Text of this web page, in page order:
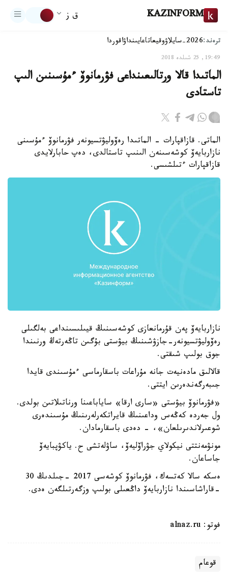
KAZINFORM ق ز
ترەند:2026-سايلاۋ وقيعاتاعايىنداۋاقوردا
19:49, 25 شىلدە 2018
الماتىدا قالا ورتالىعىنداعى فۋرمانوۆ ءمۇسىنىن الىپ
تاستادى
الماتى. قازاقپارات - الماتىدا رەۆوليۋتسيونەر فۋرمانوۆ ءمۇسىنى
نازاربايەۆ كوشەسىنەن الىنىپ تاستالدى، دەپ حابارلايدى
قازاقپارات ءتىلشىسى.
نازاربايەۆ پەن قۇرمانعازى كوشەسىنىڭ قيىلىسىنداعى بەلگىلى
رەۆوليۋتسيونەر-جازۋشىنىڭ بيۋستى بۇگىن تاڭەرتەڭ ورنىندا
جوق بولىپ شىقتى.
قالالىق مادەنيەت جانە مۇراعات باسقارماسى ءمۇسىندى قايدا
جىبەرگەندەرىن ايتتى.
«فۋرمانوۆ بيۋستى «سارى ارقا» ساياباعىنا ورناتىلاتىن بولدى.
ول جەردە كەڭەس وداعىنىڭ قايراتكەرلەرىنىڭ مۇسىندەرى
شوعىرلاندىرىلعان»، - دەدى باسقارمادان.
مونۋمەنتتى نيكولاي جۋراۆليەۆ، ساۋلەتشى ح. ياكۋپبايەۆ
جاساعان.
ەسكە سالا كەتسەك، فۋرمانوۆ كوشەسى 2017 -جىلدىڭ 30
-قاراشاسىندا نازاربايەۆ داڭعىلى بولىپ وزگەرتىلگەن ەدى.
فوتو: alnaz.ru
قوعام